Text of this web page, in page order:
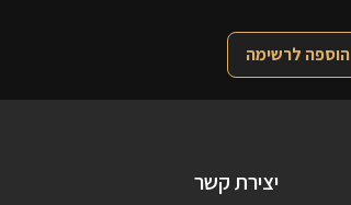
הוספה לרשימה
יצירת קשר